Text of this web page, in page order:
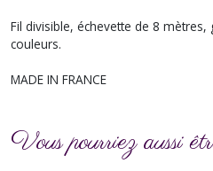
Fil divisible, échevette de 8
couleurs.
MADE IN FRANCE
Vous pourriez aussi